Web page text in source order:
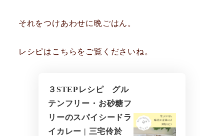
それをつけあわせに晩ごはん。
レシピはこちらをご覧くださいね。
３STEPレシピ グル
テンフリー・お砂糖フ
リーのスパイシードラ
イカレー | 三宅伶於